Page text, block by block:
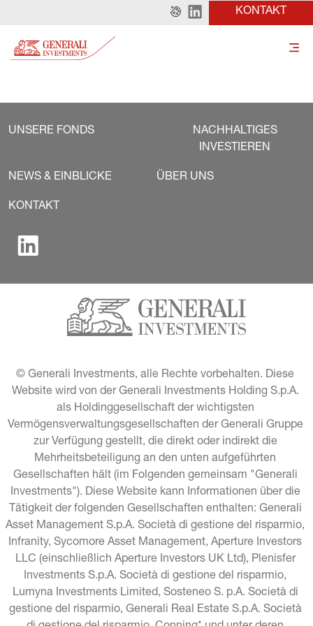
KONTAKT
UNSERE FONDS
NACHHALTIGES
INVESTIEREN
NEWS & EINBLICKE ÜBER UNS
KONTAKT
© Generali Investments, alle Rechte vorbehalten. Diese
Website wird von der Generali Investments Holding S.p.A.
als Holdinggesellschaft der wichtigsten
Vermögensverwaltungsgesellschaften der Generali Gruppe
zur Verfügung gestellt, die direkt oder indirekt die
Mehrheitsbeteiligung an den unten aufgeführten
Gesellschaften hält (im Folgenden gemeinsam "Generali
Investments"). Diese Website kann Informationen über die
Tätigkeit der folgenden Gesellschaften enthalten: Generali
Asset Management S.p.A. Società di gestione del risparmio,
Infranity, Sycomore Asset Management, Aperture Investors
LLC (einschließlich Aperture Investors UK Ltd), Plenisfer
Investments S.p.A. Società di gestione del risparmio,
Lumyna Investments Limited, Sosteneo S. p.A. Società di
gestione del risparmio, Generali Real Estate S.p.A. Società